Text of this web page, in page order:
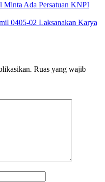
Minta Ada Persatuan KNPI
0405-02 Laksanakan Karya
Ruas yang wajib